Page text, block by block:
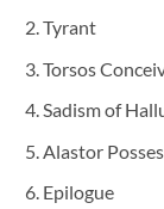
Tyrant
Torsos
Sadism of
Alastor
Epilogue